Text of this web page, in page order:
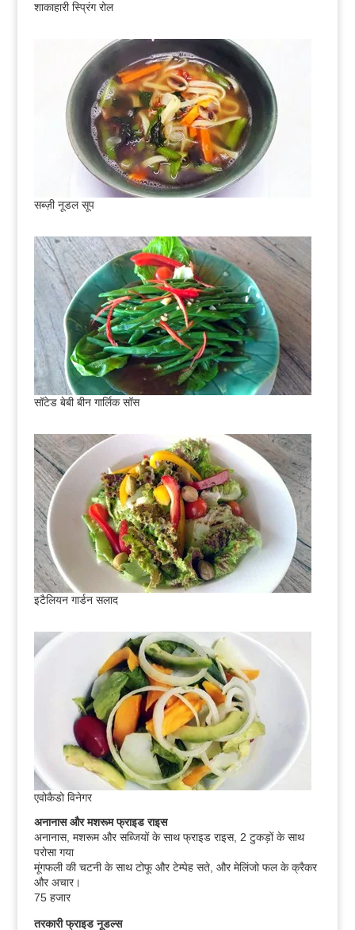
शाकाहारी स्प्रिंग रोल
सब्ज़ी नूडल सूप
सॉटेड बेबी बीन गार्लिक सॉस
इटैलियन गार्डन सलाद
एवोकैडो विनेगर
अनानास और मशरूम फ्राइड राइस
अनानास, मशरूम और सब्जियों के साथ फ्राइड राइस, 2 टुकड़ों के साथ
परोसा गया
मूंगफली की चटनी के साथ टोफू और टेम्पेह सते, और मेलिंजो फल के क्रैकर
और अचार।
75 हजार
तरकारी फ्राइड नूडल्स